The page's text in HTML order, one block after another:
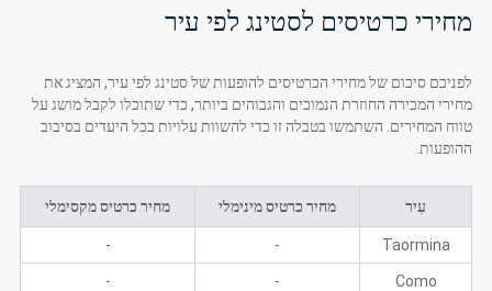
מחירי כרטיסים לסטינג לפי עיר
לפניכם סיכום של מחירי הכרטיסים להופעות של סטינג לפי עיר, המציג את
מחירי המכירה החוזרת הנמוכים והגבוהים ביותר, כדי שתוכלו לקבל מושג על
טווח המחירים. השתמשו בטבלה זו כדי להשוות עלויות בכל היעדים בסיבוב
ההופעות.
עִיר מחיר כרטיס מינימלי מחיר כרטיס מקסימלי
Taormina
-
-
Como
-
-